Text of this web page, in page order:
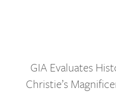
GIA Evaluates
Christie’s